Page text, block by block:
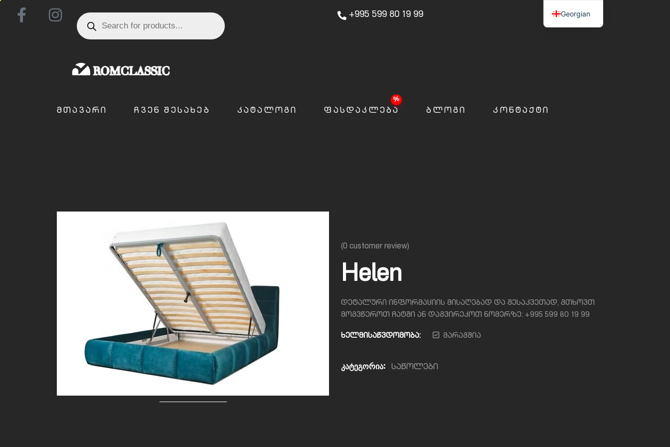
+995 599 80 19 99
ᲛᲗᲐᲕᲐᲠᲘ ᲩᲕᲔᲜ ᲨᲔᲡᲐᲮᲔᲑ ᲙᲐᲢᲐᲚᲝᲒᲘ ᲤᲐᲡᲓᲐᲙᲚᲔᲑᲐ ᲑᲚᲝᲒᲘ ᲙᲝᲜᲢᲐᲥᲢᲘ
(0 customer review)
Helen
დეტალური ინფორმაციის მისაღებად და შესაკვეთად, გთხოვთ
მოგვწეროთ ჩატში ან დაგვირეკოთ ნომერზე: +995 599 80 19 99
ხელმისაწვდომობა: მარაგშია
კატეგორია: საწოლები
Georgian